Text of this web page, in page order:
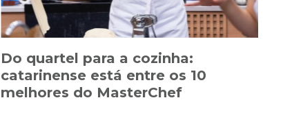
Do quartel para a cozinha:
catarinense está entre os 10
melhores do MasterChef